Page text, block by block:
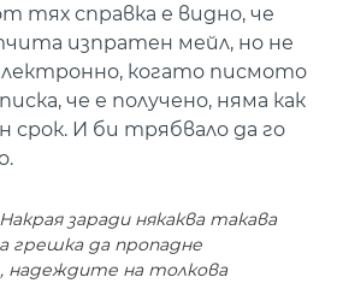
тях справка е видно, че
изпратен мейл, но не
когато писмото
че е получено, няма как
срок. И би трябвало да го
заради някаква такава
грешка да пропадне
надеждите на толкова